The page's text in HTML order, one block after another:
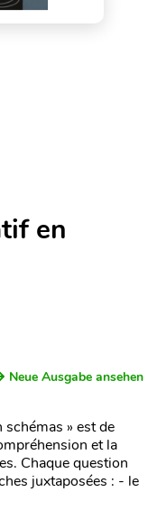
en
Neue Ausgabe ansehen
schémas » est de
et la
Chaque question
juxtaposées : - le